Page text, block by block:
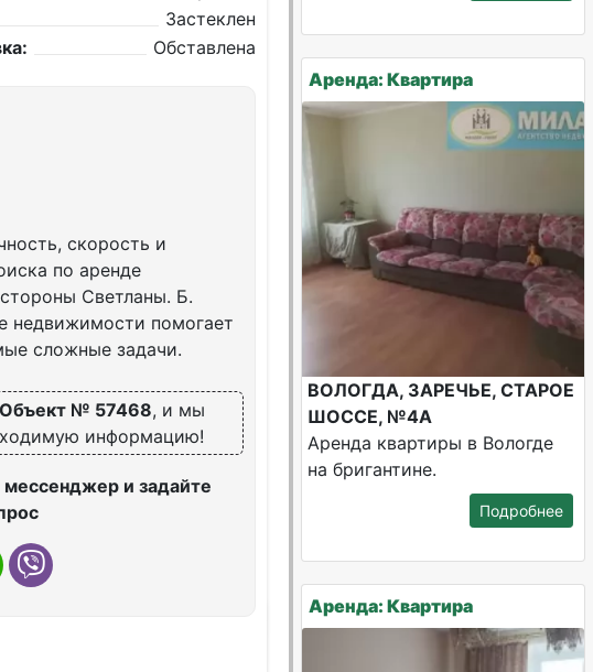
Застеклен
Обставлена
скорость и
по аренде
Светланы. Б.
недвижимости помогает
сложные задачи.
Объект № 57468, и мы
информацию!
и задайте
Аренда: Квартира
ВОЛОГДА, ЗАРЕЧЬЕ, СТАРОЕ
ШОССЕ, №4А
Аренда квартиры в Вологде
на бригантине.
Подробнее
Аренда: Квартира